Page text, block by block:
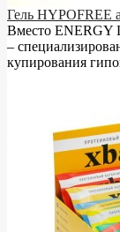
Гель HYPOFREE
Вместо ENERGY
–
купирования